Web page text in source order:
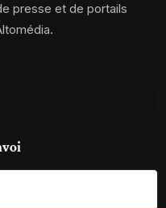
presse et de portails